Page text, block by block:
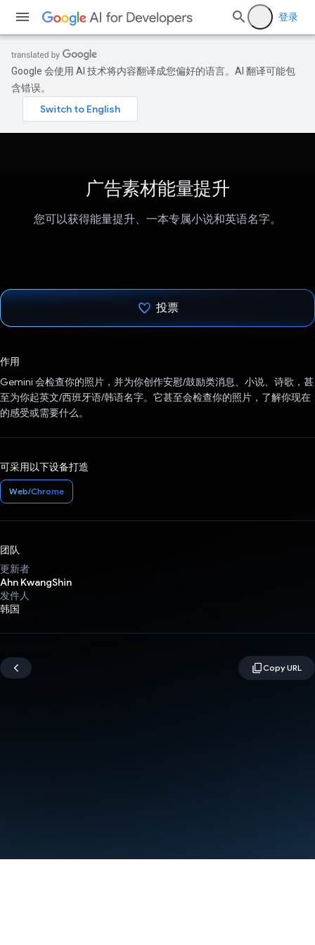
登录
Google 会使用 AI 技术将内容翻译成您偏好的语言。AI 翻译可能包
含错误。
广告素材能量提升
您可以获得能量提升、一本专属小说和英语名字。
投票
作用
Gemini 会检查你的照片，并为你创作安慰/鼓励类消息、小说、诗歌，甚
至为你起英文/西班牙语/韩语名字。它甚至会检查你的照片，了解你现在
的感受或需要什么。
可采用以下设备打造
Web/Chrome
团队
更新者
Ahn KwangShin
发件人
韩国